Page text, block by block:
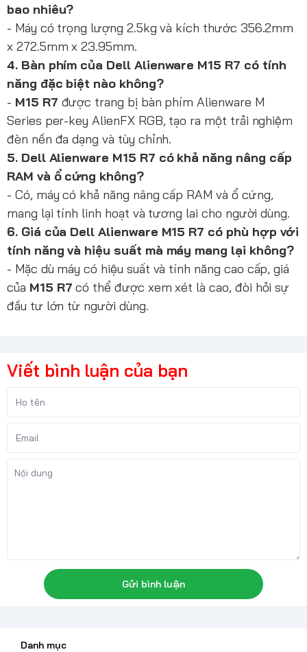
bao nhiêu?
- Máy có trọng lượng 2.5kg và kích thước 356.2mm
x 272.5mm x 23.95mm.
4. Bàn phím của Dell Alienware M15 R7 có tính
năng đặc biệt nào không?
- M15 R7 được trang bị bàn phím Alienware M
Series per-key AlienFX RGB, tạo ra một trải nghiệm
đèn nền đa dạng và tùy chỉnh.
5. Dell Alienware M15 R7 có khả năng nâng cấp
RAM và ổ cứng không?
- Có, máy có khả năng nâng cấp RAM và ổ cứng,
mang lại tính linh hoạt và tương lai cho người dùng.
6. Giá của Dell Alienware M15 R7 có phù hợp với
tính năng và hiệu suất mà máy mang lại không?
- Mặc dù máy có hiệu suất và tính năng cao cấp, giá
của M15 R7có thể được xem xét là cao, đòi hỏi sự
đầu tư lớn từ người dùng.
Viết bình luận của bạn
Gửi bình luận
Danh mục